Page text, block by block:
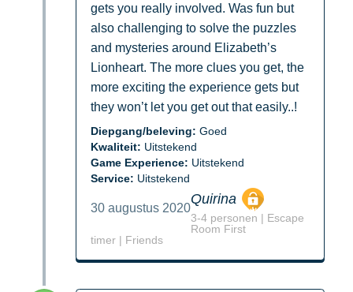
gets you really involved. Was fun but
also challenging to solve the puzzles
and mysteries around Elizabeth’s
Lionheart. The more clues you get, the
more exciting the experience gets but
they won’t let you get out that easily..!
Diepgang/beleving: Goed
Kwaliteit: Uitstekend
Game Experience: Uitstekend
Service: Uitstekend
30 augustus 2020
Quirina
3-4 personen | Escape
Room First
timer | Friends